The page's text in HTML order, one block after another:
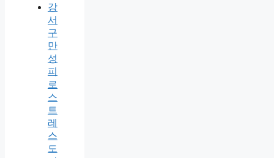
강
서
구
만
성
피
로
스
트
레
스
도